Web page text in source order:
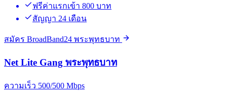
ฟรีค่าแรกเข้า 800 บาท
สัญญา 24 เดือน
สมัคร BroadBand24 พระพุทธบาท
Net Lite Gang พระพุทธบาท
ความเร็ว 500/500 Mbps